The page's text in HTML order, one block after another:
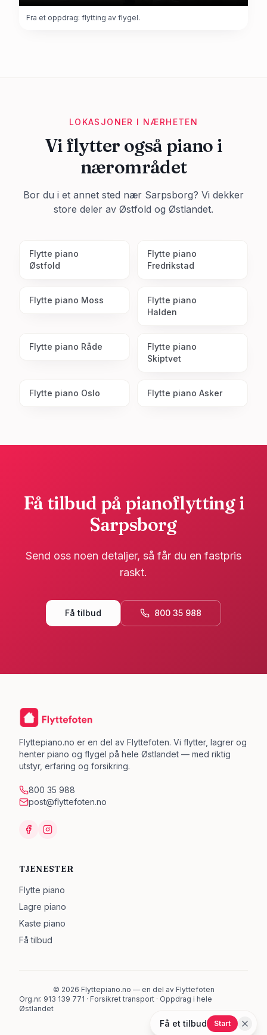
Fra et oppdrag: flytting av flygel.
LOKASJONER I NÆRHETEN
Vi flytter også piano i
nærområdet
Bor du i et annet sted nær Sarpsborg? Vi dekker
store deler av Østfold og Østlandet.
Flytte piano
Østfold
Flytte piano
Fredrikstad
Flytte piano Moss
Flytte piano
Halden
Flytte piano Råde
Flytte piano
Skiptvet
Flytte piano Oslo Flytte piano Asker
Få tilbud på pianoflytting i
Sarpsborg
Send oss noen detaljer, så får du en fastpris
raskt.
Få tilbud 800 35 988
Flyttepiano.no er en del av Flyttefoten. Vi flytter, lagrer og
henter piano og flygel på hele Østlandet — med riktig
utstyr, erfaring og forsikring.
800 35 988
post@flyttefoten.no
TJENESTER
Flytte piano
Lagre piano
Kaste piano
Få tilbud
© 2026 Flyttepiano.no — en del av Flyttefoten
Org.nr. 913 139 771 · Forsikret transport · Oppdrag i hele
Østlandet
Få et tilbud Start